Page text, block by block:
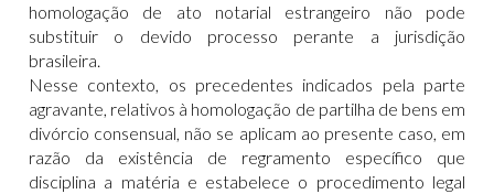
homologação de ato notarial estrangeiro não pode
substituir o devido processo perante a jurisdição
brasileira.
Nesse contexto, os precedentes indicados pela parte
agravante, relativos à homologação de partilha de bens em
divórcio consensual, não se aplicam ao presente caso, em
razão da existência de regramento específico que
disciplina a matéria e estabelece o procedimento legal